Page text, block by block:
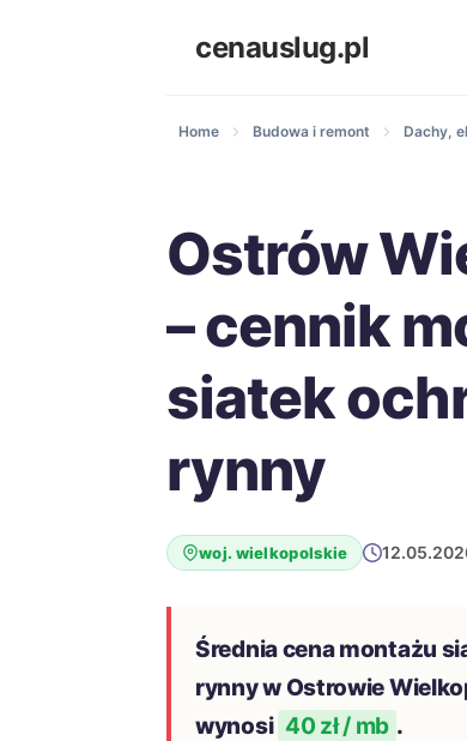
cenauslug.pl
Home Budowa i remont Dachy,
Ostrów
– cennik
siatek
rynny
woj. wielkopolskie
Średnia cena montażu
rynny w Ostrowie
wynosi 40 zł / mb .